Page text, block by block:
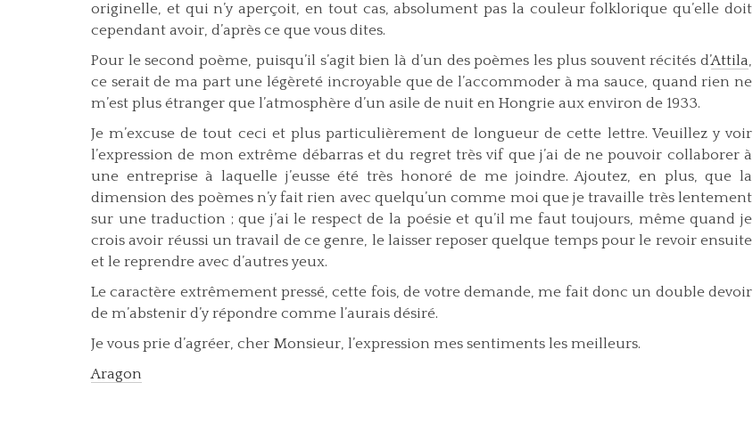
originelle, et qui n’y aperçoit, en tout cas, absolument pas la couleur folklorique qu’elle doit
cependant avoir, d’après ce que vous dites.
Pour le second poème, puisqu’il s’agit bien là d’un des poèmes les plus souvent récités d’Attila,
ce serait de ma part une légèreté incroyable que de l’accommoder à ma sauce, quand rien ne
m’est plus étranger que l’atmosphère d’un asile de nuit en Hongrie aux environ de 1933.
Je m’excuse de tout ceci et plus particulièrement de longueur de cette lettre. Veuillez y voir
l’expression de mon extrême débarras et du regret très vif que j’ai de ne pouvoir collaborer à
une entreprise à laquelle j’eusse été très honoré de me joindre. Ajoutez, en plus, que la
dimension des poèmes n’y fait rien avec quelqu’un comme moi que je travaille très lentement
sur une traduction ; que j’ai le respect de la poésie et qu’il me faut toujours, même quand je
crois avoir réussi un travail de ce genre, le laisser reposer quelque temps pour le revoir ensuite
et le reprendre avec d’autres yeux.
Le caractère extrêmement pressé, cette fois, de votre demande, me fait donc un double devoir
de m’abstenir d’y répondre comme l’aurais désiré.
Je vous prie d’agréer, cher Monsieur, l’expression mes sentiments les meilleurs.
Aragon